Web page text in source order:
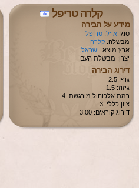
קלרה טריפל
מידע על הבירה
סוג: אייל טריפל
מבשלה: קלרה
ארץ מוצא: ישראל
יצרן: מבשלת העם
דירוג הבירה
גוף: 2.5
גיזוז: 1.5
רמת אלכוהול מורגשת: 4
ציון כללי: 3
דירוג קוראים: 3.00